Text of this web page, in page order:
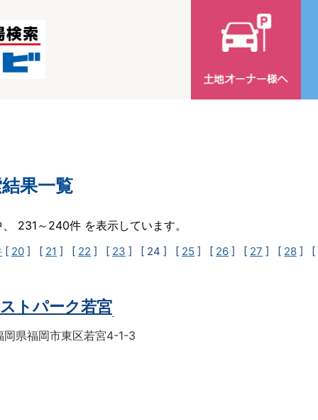
果一覧
231～240件 を表示しています。
[ 20 ] [ 21 ] [ 22 ] [ 23 ] [ 24 ] [ 25 ] [ 26 ] [ 27 ] [ 28 ] [
ストパーク若宮
岡県福岡市東区若宮4-1-3